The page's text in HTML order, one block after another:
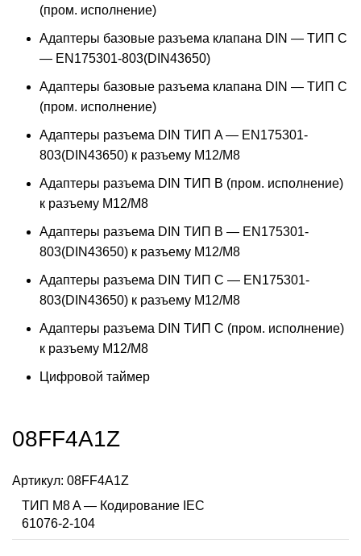
(пром. исполнение)
Адаптеры базовые разъема клапана DIN — ТИП C
— EN175301-803(DIN43650)
Адаптеры базовые разъема клапана DIN — ТИП C
(пром. исполнение)
Адаптеры разъема DIN ТИП A — EN175301-
803(DIN43650) к разъему M12/M8
Адаптеры разъема DIN ТИП B (пром. исполнение)
к разъему M12/M8
Адаптеры разъема DIN ТИП B — EN175301-
803(DIN43650) к разъему M12/M8
Адаптеры разъема DIN ТИП C — EN175301-
803(DIN43650) к разъему M12/M8
Адаптеры разъема DIN ТИП C (пром. исполнение)
к разъему M12/M8
Цифровой таймер
08FF4A1Z
Артикул: 08FF4A1Z
ТИП M8 A — Кодирование IEC
61076-2-104